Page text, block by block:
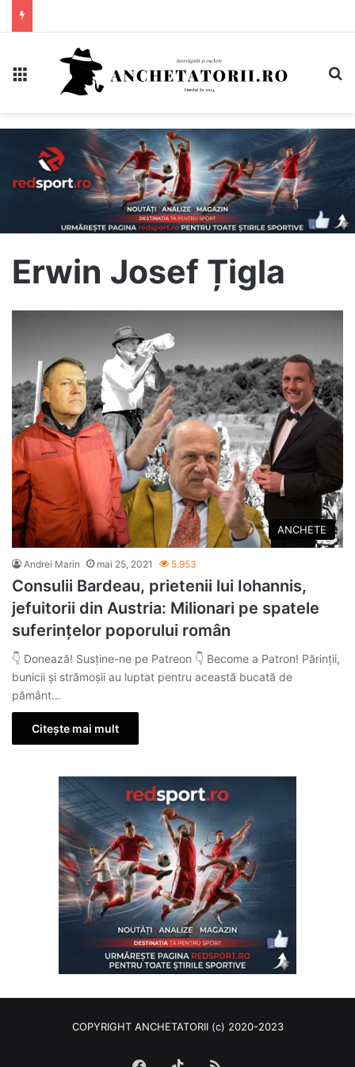
Erwin Josef Țigla
ANCHETE
Andrei Marin mai 25, 2021 5.953
Consulii Bardeau, prietenii lui Iohannis,
jefuitorii din Austria: Milionari pe spatele
suferințelor poporului român
👇 Donează! Susține-ne pe Patreon 👇 Become a Patron! Părinții,
bunicii și strămoșii au luptat pentru această bucată de
pământ…
Citește mai mult
COPYRIGHT ANCHETATORII (c) 2020-2023